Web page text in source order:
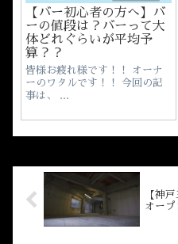
【バー初心者の方へ】バ
ーの値段は？バーって大
体どれぐらいが平均予
算？？
皆様お疲れ様です！！ オーナ
ーのワタルです！！ 今回の記
事は、 ...
【神
オープ